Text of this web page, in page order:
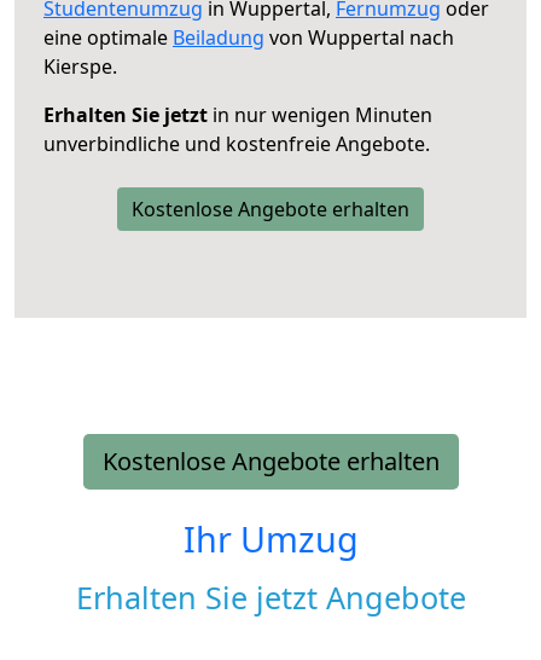
Studentenumzug in Wuppertal, Fernumzug oder
eine optimale Beiladung von Wuppertal nach
Kierspe.
Erhalten Sie jetzt in nur wenigen Minuten
unverbindliche und kostenfreie Angebote.
Kostenlose Angebote erhalten
Kostenlose Angebote erhalten
Ihr Umzug
Erhalten Sie jetzt Angebote